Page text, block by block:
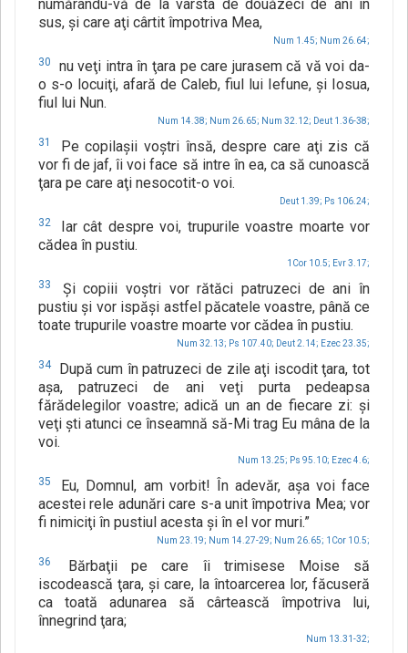
numărându-vă de la vârsta de douăzeci de ani în
sus, şi care aţi cârtit împotriva Mea,
Num 1.45; Num 26.64;
30
nu veţi intra în ţara pe care jurasem că vă voi da-
o s-o locuiţi, afară de Caleb, fiul lui Iefune, şi Iosua,
fiul lui Nun.
Num 14.38; Num 26.65; Num 32.12; Deut 1.36-38;
31
Pe copilaşii voştri însă, despre care aţi zis că
vor fi de jaf, îi voi face să intre în ea, ca să cunoască
ţara pe care aţi nesocotit-o voi.
Deut 1.39; Ps 106.24;
32
Iar cât despre voi, trupurile voastre moarte vor
cădea în pustiu.
1Cor 10.5; Evr 3.17;
33
Şi copiii voştri vor rătăci patruzeci de ani în
pustiu şi vor ispăşi astfel păcatele voastre, până ce
toate trupurile voastre moarte vor cădea în pustiu.
Num 32.13; Ps 107.40; Deut 2.14; Ezec 23.35;
34
După cum în patruzeci de zile aţi iscodit ţara, tot
aşa, patruzeci de ani veţi purta pedeapsa
fărădelegilor voastre; adică un an de fiecare zi: şi
veţi şti atunci ce înseamnă să-Mi trag Eu mâna de la
voi.
Num 13.25; Ps 95.10; Ezec 4.6;
35
Eu, Domnul, am vorbit! În adevăr, aşa voi face
acestei rele adunări care s-a unit împotriva Mea; vor
fi nimiciţi în pustiul acesta şi în el vor muri.”
Num 23.19; Num 14.27-29; Num 26.65; 1Cor 10.5;
36
Bărbaţii pe care îi trimisese Moise să
iscodească ţara, şi care, la întoarcerea lor, făcuseră
ca toată adunarea să cârtească împotriva lui,
înnegrind ţara;
Num 13.31-32;